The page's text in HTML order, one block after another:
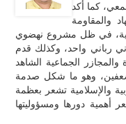
كما أكد
والمقاومة
في ظل مشروع نهضوي
رباني واحد، وكذلك قدم
الجماعية الشاهد
وهو ما شكل صدمة
والإسلامية تشعر بعظمة
أهمية دورها ومسؤوليتها